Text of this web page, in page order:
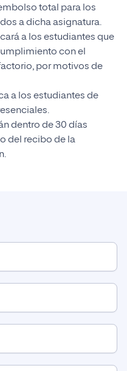
total para los
a dicha asignatura.
a los estudiantes que
con el
por motivos de
a los estudiantes de
dentro de 30 días
del recibo de la